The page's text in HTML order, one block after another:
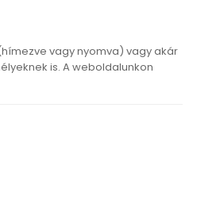
vagy nyomva) vagy akár
is. A weboldalunkon